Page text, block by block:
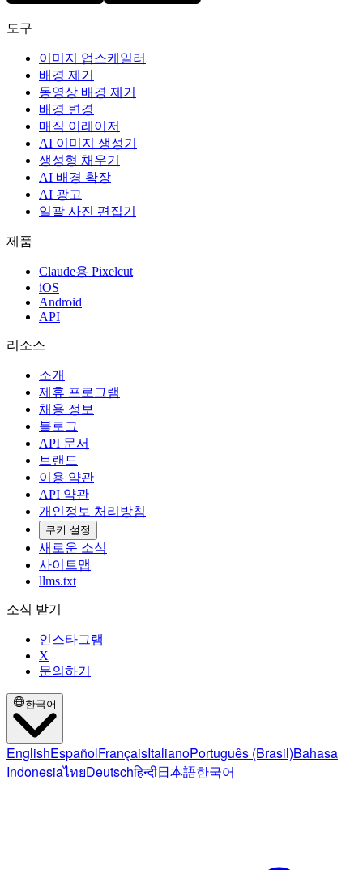
도구
이미지 업스케일러
배경 제거
동영상 배경 제거
배경 변경
매직 이레이저
AI 이미지 생성기
생성형 채우기
AI 배경 확장
AI 광고
일괄 사진 편집기
제품
Claude용 Pixelcut
iOS
Android
API
리소스
소개
제휴 프로그램
채용 정보
블로그
API 문서
브랜드
이용 약관
API 약관
개인정보 처리방침
쿠키 설정
새로운 소식
사이트맵
llms.txt
소식 받기
인스타그램
X
문의하기
한국어
EnglishEspañolFrançaisItalianoPortuguês (Brasil)Bahasa
IndonesiaไทยDeutschहिन्दी日本語한국어